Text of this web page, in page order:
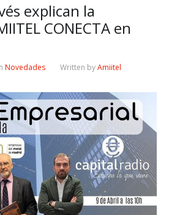
explican la
CONECTA en
Novedades Written byAmiitel